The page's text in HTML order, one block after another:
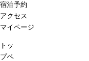
宿泊予約
アクセス
マイページ
トッ
プペ